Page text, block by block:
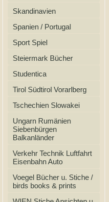
Skandinavien
Spanien / Portugal
Sport Spiel
Steiermark Bücher
Studentica
Tirol Südtirol Vorarlberg
Tschechien Slowakei
Ungarn Rumänien
Siebenbürgen
Balkanländer
Verkehr Technik Luftfahrt
Eisenbahn Auto
Voegel Bücher u. Stiche /
birds books & prints